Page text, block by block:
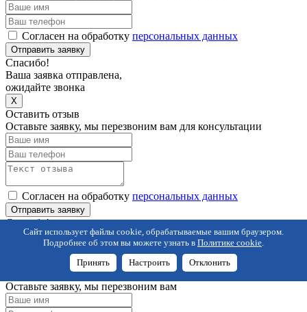
Согласен на обработку персональных данных
Отправить заявку
Спасибо!
Ваша заявка отправлена,
ожидайте звонка
X
Оставить отзыв
Оставьте заявку, мы перезвоним вам для консультации
Согласен на обработку персональных данных
Отправить заявку
Спасибо!
Ваш отзыв отправлен!
После модерации, мы опубликуем его на сайте
Купить в 1 клик
Оставьте заявку, мы перезвоним вам
Сайт использует файлы cookie, обрабатываемые вашим браузером.
Подробнее об этом вы можете узнать в Политике cookie.
Принять Настроить Отклонить